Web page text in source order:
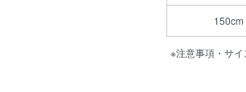
150cm
※注意事項・サ